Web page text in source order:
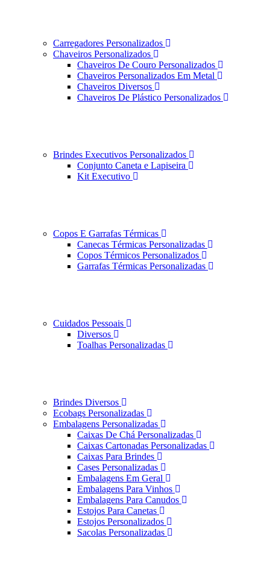
Carregadores Personalizados
Chaveiros Personalizados
Chaveiros De Couro Personalizados
Chaveiros Personalizados Em Metal
Chaveiros Diversos
Chaveiros De Plástico Personalizados
Brindes Executivos Personalizados
Conjunto Caneta e Lapiseira
Kit Executivo
Copos E Garrafas Térmicas
Canecas Térmicas Personalizadas
Copos Térmicos Personalizados
Garrafas Térmicas Personalizadas
Cuidados Pessoais
Diversos
Toalhas Personalizadas
Brindes Diversos
Ecobags Personalizadas
Embalagens Personalizadas
Caixas De Chá Personalizadas
Caixas Cartonadas Personalizadas
Caixas Para Brindes
Cases Personalizadas
Embalagens Em Geral
Embalagens Para Vinhos
Embalagens Para Canudos
Estojos Para Canetas
Estojos Personalizados
Sacolas Personalizadas